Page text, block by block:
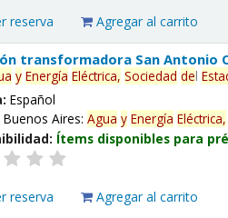
reserva Agregar al carrito
transformadora San Antonio
y Energía Eléctrica, Sociedad del
Español
Buenos Aires:Agua y Energía Eléctrica,
Ítems disponibles para
reserva Agregar al carrito